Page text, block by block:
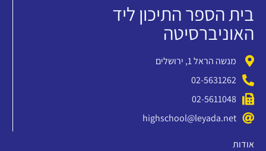
בית הספר התיכון ליד
האוניברסיטה
מנשה הראל 1, ירושלים
02-5631262
02-5611048
highschool@leyada.net
אודות